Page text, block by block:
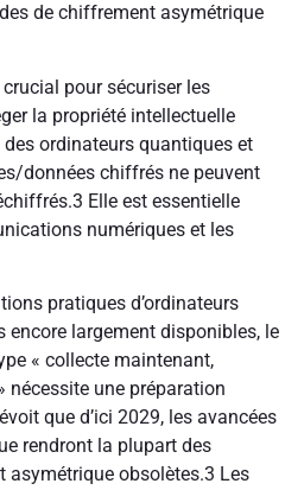
de chiffrement asymétrique
pour sécuriser les
la propriété intellectuelle
ordinateurs quantiques et
données chiffrés ne peuvent
3 Elle est essentielle
numériques et les
pratiques d’ordinateurs
encore largement disponibles, le
« collecte maintenant,
une préparation
que d’ici 2029, les avancées
rendront la plupart des
asymétrique obsolètes.3 Les